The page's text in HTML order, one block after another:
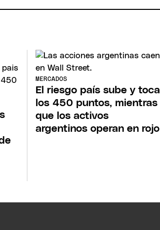
MERCADOS
El riesgo país sube y toca
los 450 puntos, mientras
que los activos
argentinos operan en rojo